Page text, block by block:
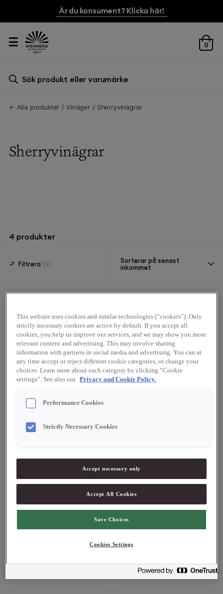
Är du konsument? Klicka här!
0
Sök
← Alla produkter Vinäger Sherryvinägrar
Sherryvinägrar
4 produkter
Filtrera (0)
Sorterar på senast
inkommet
Sherryvinäger 5 L
Logga in för att se pris
Sherryvinäger Reserva
Logga in för att se pris
11403
This website uses cookies and similar technologies (“cookies”). Only
strictly necessary cookies are active by default. If you accept all
cookies, you help us improve our services, and we may show you more
relevant content and advertising. This may involve sharing
information with partners in social media and advertising. You can at
any time accept or reject different cookie categories, or change your
choices. Learn more about each category by clicking “Cookie
settings”. See also our Privacy and Cookie Policy.
Performance Cookies
Strictly Necessary Cookies
Accept necessary only
Accept All Cookies
Save Choices
Cookies Settings